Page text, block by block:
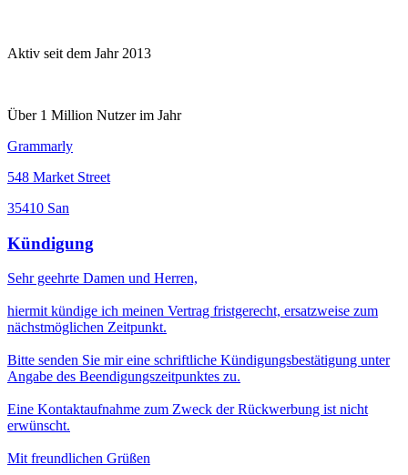
Aktiv seit dem Jahr 2013
Über 1 Million Nutzer im Jahr
Grammarly
548 Market Street
35410 San
Kündigung
Sehr geehrte Damen und Herren,
hiermit kündige ich meinen Vertrag fristgerecht, ersatzweise zum
nächstmöglichen Zeitpunkt.
Bitte senden Sie mir eine schriftliche Kündigungsbestätigung unter
Angabe des Beendigungszeitpunktes zu.
Eine Kontaktaufnahme zum Zweck der Rückwerbung ist nicht
erwünscht.
Mit freundlichen Grüßen